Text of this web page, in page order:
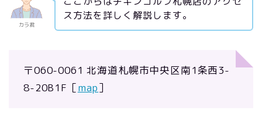
カラ君
ス方法を詳しく解説します。
〒060-0061 北海道札幌市中央区南1条西3-
8-20B1F［map］